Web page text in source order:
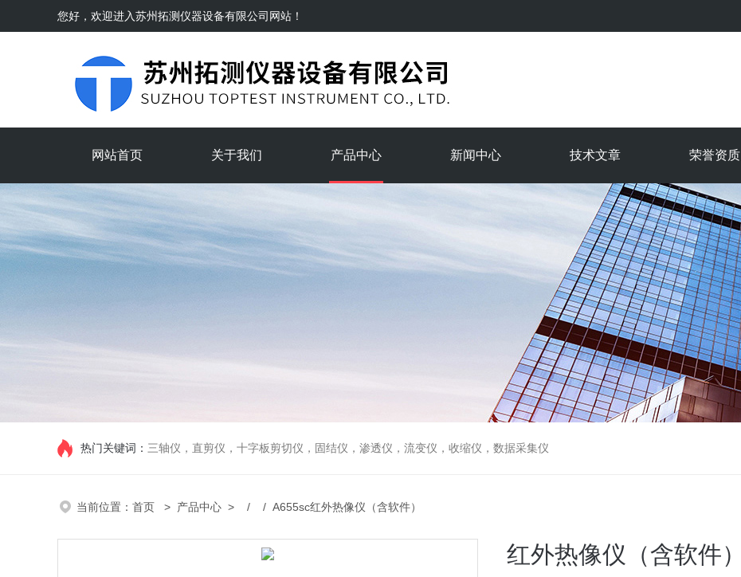
您好，欢迎进入苏州拓测仪器设备有限公司 网站！
网站首页 关于我们 产品中心 新闻中心 技术文章 荣誉资质
热门关键词： 三轴仪，直剪仪，十字板剪切仪，固结仪，渗透仪，流变仪，收缩仪，数据采集仪
当前位置： 首页 > 产品中心 > / / A655sc红外热像仪（含软件）
红外热像仪（含软件）